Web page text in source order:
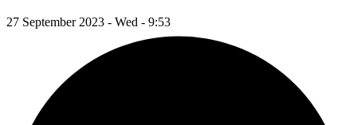
27 September 2023 - Wed - 9:53